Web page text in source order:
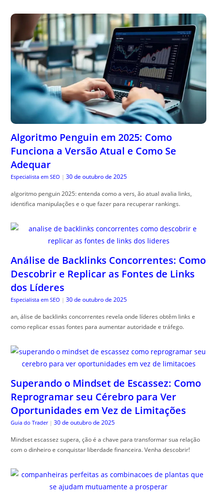
Algoritmo Penguin em 2025: Como
Funciona a Versão Atual e Como Se
Adequar
Especialista em SEO | 30 de outubro de 2025
algoritmo penguin 2025: entenda como a vers, ão atual avalia links,
identifica manipulações e o que fazer para recuperar rankings.
Análise de Backlinks Concorrentes: Como
Descobrir e Replicar as Fontes de Links
dos Líderes
Especialista em SEO | 30 de outubro de 2025
an, álise de backlinks concorrentes revela onde líderes obtêm links e
como replicar essas fontes para aumentar autoridade e tráfego.
Superando o Mindset de Escassez: Como
Reprogramar seu Cérebro para Ver
Oportunidades em Vez de Limitações
Guia do Trader | 30 de outubro de 2025
Mindset escassez supera, ção é a chave para transformar sua relação
com o dinheiro e conquistar liberdade financeira. Venha descobrir!